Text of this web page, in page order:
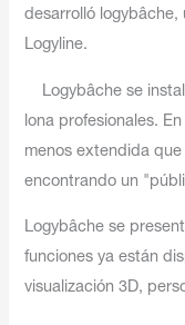
desarrolló logybâche,
Logyline.
Logybâche se
lona profesionales.
menos extendida
encontrando un
Logybâche se
funciones ya están
visualización 3D,